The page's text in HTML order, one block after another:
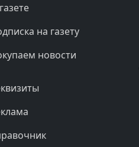
на газету
новости